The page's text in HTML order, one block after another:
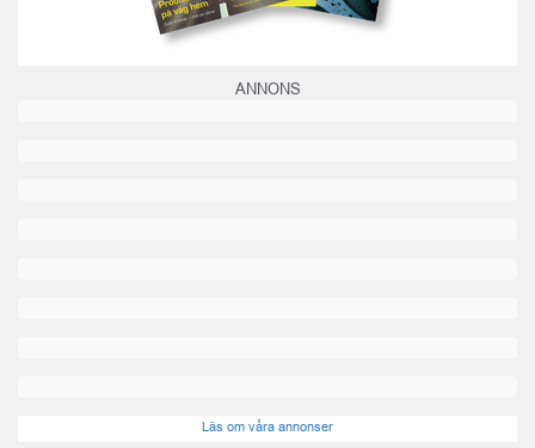
ANNONS
Läs om våra annonser